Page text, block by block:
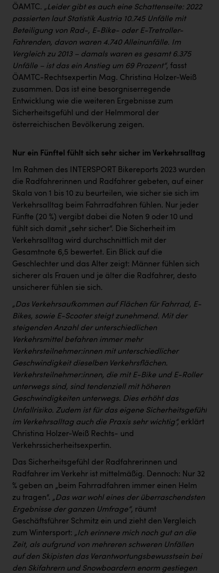
ÖAMTC. „Leider gibt es auch eine Schattenseite: 2022
passierten laut Statistik Austria 10.745 Unfälle mit
Beteiligung von Rad-, E-Bike- oder E-Tretroller-
Fahrenden, davon waren 4.740 Alleinunfälle. Im
Vergleich zu 2013 – damals waren es gesamt 6.375
Unfälle – ist das ein Anstieg um 69 Prozent“, fasst
ÖAMTC-Rechtsexpertin Mag. Christina Holzer-Weiß
zusammen. Das ist eine besorgniserregende
Entwicklung wie die weiteren Ergebnisse zum
Sicherheitsgefühl und der Helmmoral der
österreichischen Bevölkerung zeigen.
Nur ein Fünftel fühlt sich sehr sicher im Verkehrsalltag
Im Rahmen des INTERSPORT Bikereports 2023 wurden
die Radfahrerinnen und Radfahrer gebeten, auf einer
Skala von 1 bis 10 zu beurteilen, wie sicher sie sich im
Verkehrsalltag beim Fahrradfahren fühlen. Nur jeder
Fünfte (20 %) vergibt dabei die Noten 9 oder 10 und
fühlt sich damit „sehr sicher“. Die Sicherheit im
Verkehrsalltag wird durchschnittlich mit der
Gesamtnote 6,5 bewertet. Ein Blick auf die
Geschlechter und das Alter zeigt: Männer fühlen sich
sicherer als Frauen und je älter die Radfahrer, desto
unsicherer fühlen sie sich.
„Das Verkehrsaufkommen auf Flächen für Fahrrad, E-
Bikes, sowie E-Scooter steigt zunehmend. Mit der
steigenden Anzahl der unterschiedlichen
Verkehrsmittel befahren immer mehr
Verkehrsteilnehmer:innen mit unterschiedlicher
Geschwindigkeit dieselben Verkehrsflächen.
Verkehrsteilnehmer:innen, die mit E-Bike und E-Roller
unterwegs sind, sind tendenziell mit höheren
Geschwindigkeiten unterwegs. Dies erhöht das
Unfallrisiko. Zudem ist für das eigene Sicherheitsgefühl
im Verkehrsalltag auch die Praxis sehr wichtig“, erklärt
Christina Holzer-Weiß Rechts- und
Verkehrssicherheitsexpertin.
Das Sicherheitsgefühl der Radfahrerinnen und
Radfahrer im Verkehr ist mittelmäßig. Dennoch: Nur 32
% geben an „beim Fahrradfahren immer einen Helm
zu tragen“. „Das war wohl eines der überraschendsten
Ergebnisse der ganzen Umfrage“, räumt
Geschäftsführer Schmitz ein und zieht den Vergleich
zum Wintersport: „Ich erinnere mich noch gut an die
Zeit, als aufgrund von mehreren schweren Unfällen
auf den Skipisten das Verantwortungsbewusstsein bei
den Skifahrern und Snowboardern enorm gestiegen